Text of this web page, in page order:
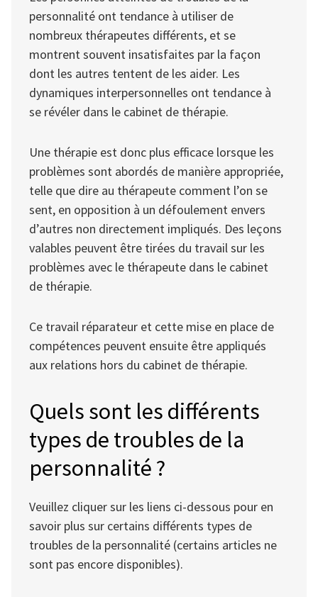
personnalité ont tendance à utiliser de
nombreux thérapeutes différents, et se
montrent souvent insatisfaites par la façon
dont les autres tentent de les aider. Les
dynamiques interpersonnelles ont tendance à
se révéler dans le cabinet de thérapie.
Une thérapie est donc plus efficace lorsque les
problèmes sont abordés de manière appropriée,
telle que dire au thérapeute comment l’on se
sent, en opposition à un défoulement envers
d’autres non directement impliqués. Des leçons
valables peuvent être tirées du travail sur les
problèmes avec le thérapeute dans le cabinet
de thérapie.
Ce travail réparateur et cette mise en place de
compétences peuvent ensuite être appliqués
aux relations hors du cabinet de thérapie.
Quels sont les différents
types de troubles de la
personnalité ?
Veuillez cliquer sur les liens ci-dessous pour en
savoir plus sur certains différents types de
troubles de la personnalité (certains articles ne
sont pas encore disponibles).